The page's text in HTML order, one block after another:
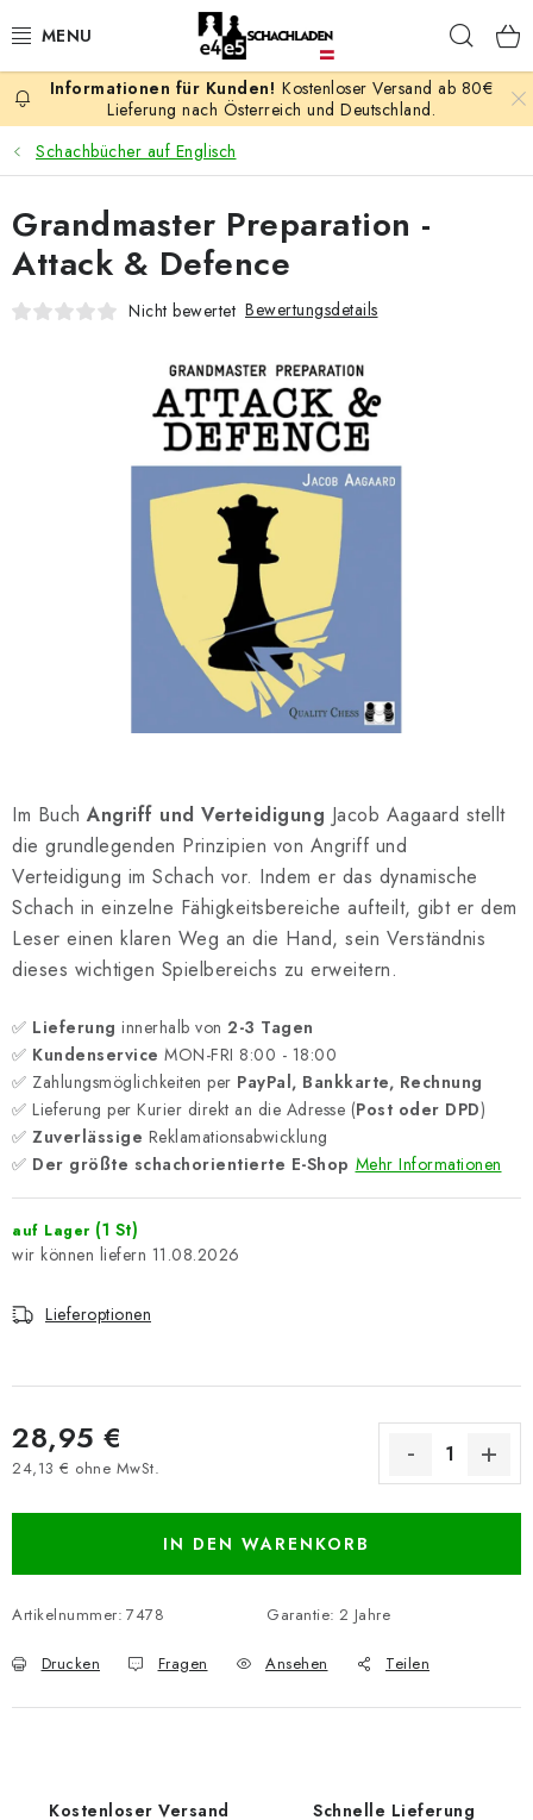
Inhalt
AKTION
SCHACHSPIELE
SCHACHFIGUREN
SCHACHBÜCHER
SCHACH-ANTIQUITÄTENLADEN
SCHACH ONLINE
SCHACH-MERCH
SCHACH GESCHENKE
Kontakt FAQ Über uns
Schachblog
Geschäftsbedingungen
Kostenloser Versand ab 80€
Lieferung nach Österreich und Deutschland.
Schachbücher auf Englisch
Im Buch Angriff und Verteidigung Jacob Aagaard stellt
die grundlegenden Prinzipien von Angriff und
Verteidigung im Schach vor. Indem er das dynamische
Schach in einzelne Fähigkeitsbereiche aufteilt, gibt er dem
Leser einen klaren Weg an die Hand, sein Verständnis
dieses wichtigen Spielbereichs zu erweitern.
✅ Lieferung innerhalb von 2-3 Tagen
✅ Kundenservice MON-FRI 8:00 - 18:00
✅ Zahlungsmöglichkeiten per PayPal, Bankkarte, Rechnung
✅ Lieferung per Kurier direkt an die Adresse (Post oder DPD)
✅ Zuverlässige Reklamationsabwicklung
✅ Der größte schachorientierte E-Shop Mehr Informationen
auf Lager (1 St)
11.08.2026
Lieferoptionen
28,95 €
24,13 € ohne MwSt.
IN DEN WARENKORB
Artikelnummer: 7478 Garantie: 2 Jahre
Drucken Fragen Ansehen Teilen
Grandmaster Preparation -
Attack & Defence
Nicht bewertet Bewertungsdetails
Kostenloser Versand Schnelle Lieferung